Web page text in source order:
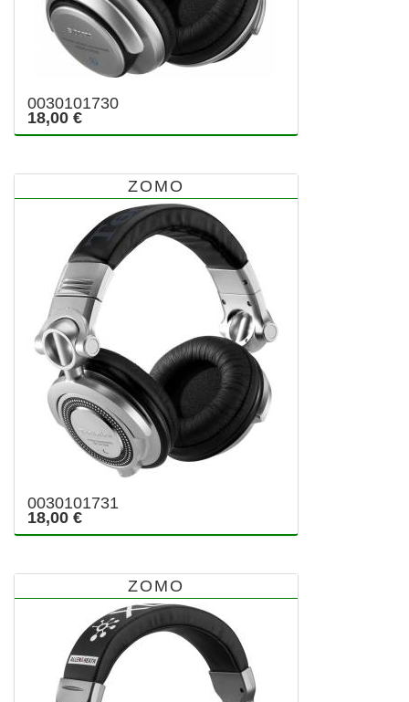
0030101730
18,00 €
ZOMO
0030101731
18,00 €
ZOMO